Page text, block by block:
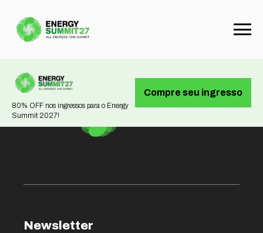
80% OFF nos ingressos para o Energy
Summit 2027!
Compre seu ingresso
Not found
Newsletter